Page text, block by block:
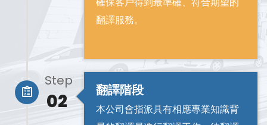
翻譯服務。
翻譯階段
本公司會指派具有相應專業知識背
Step
02